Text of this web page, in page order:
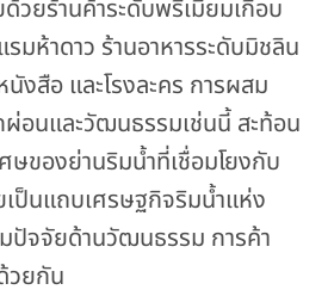
วยร้านค้าระดับพรีเมียมเกือบ
มห้าดาว ร้านอาหารระดับมิชลิน
นังสือ และโรงละคร การผสม
ผ่อนและวัฒนธรรมเช่นนี้ สะท้อน
ของย่านริมน้ำที่เชื่อมโยงกับ
ป็นแถบเศรษฐกิจริมน้ำแห่ง
ปัจจัยด้านวัฒนธรรม การค้า
วยกัน